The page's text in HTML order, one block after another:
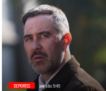
DEPORTES ayer a las 9:49